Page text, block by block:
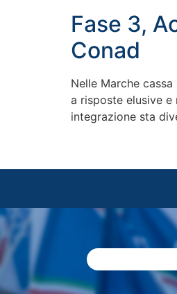
Fase 3,
Conad
Nelle Marche
a risposte elusive e
integrazione sta